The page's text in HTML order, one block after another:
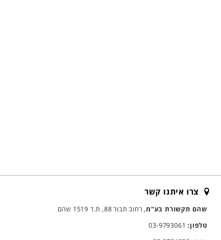
צרו איתנו קשר
שהם תקשורת בע"מ, רחוב תבור 88, ת.ד 1519 שהם
טלפון:03-9793061